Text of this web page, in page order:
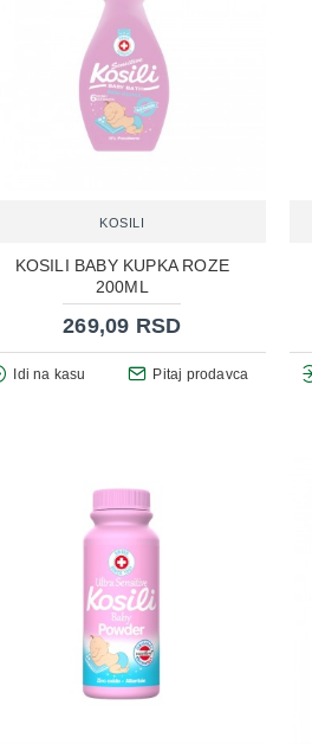
KOSILI
KOSILI BABY KUPKA ROZE
200ML
269,09 RSD
Idi na kasu Pitaj prodavca